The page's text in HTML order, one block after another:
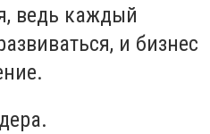
ведь каждый
и бизнес